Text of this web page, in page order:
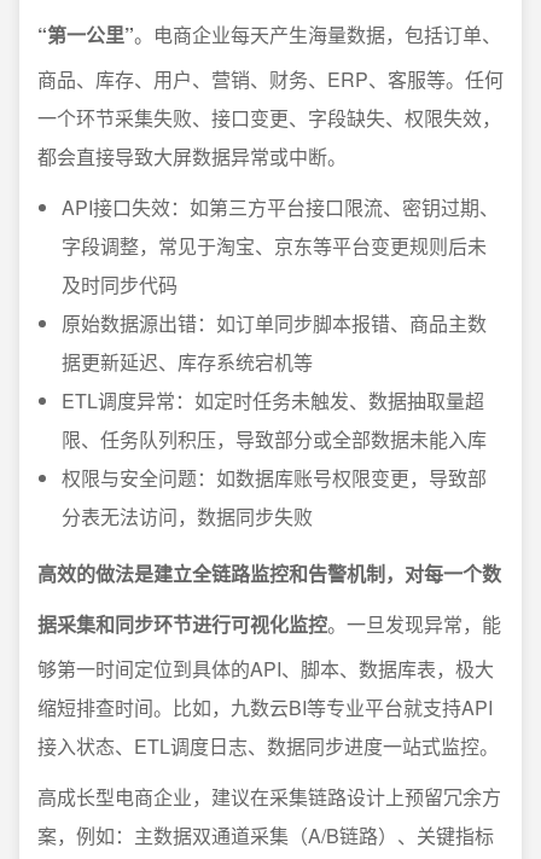
“第一公里”。电商企业每天产生海量数据，包括订单、
商品、库存、用户、营销、财务、ERP、客服等。任何
一个环节采集失败、接口变更、字段缺失、权限失效，
都会直接导致大屏数据异常或中断。
API接口失效：如第三方平台接口限流、密钥过期、
字段调整，常见于淘宝、京东等平台变更规则后未
及时同步代码
原始数据源出错：如订单同步脚本报错、商品主数
据更新延迟、库存系统宕机等
ETL调度异常：如定时任务未触发、数据抽取量超
限、任务队列积压，导致部分或全部数据未能入库
权限与安全问题：如数据库账号权限变更，导致部
分表无法访问，数据同步失败
高效的做法是建立全链路监控和告警机制，对每一个数
据采集和同步环节进行可视化监控。一旦发现异常，能
够第一时间定位到具体的API、脚本、数据库表，极大
缩短排查时间。比如，九数云BI等专业平台就支持API
接入状态、ETL调度日志、数据同步进度一站式监控。
高成长型电商企业，建议在采集链路设计上预留冗余方
案，例如：主数据双通道采集（A/B链路）、关键指标